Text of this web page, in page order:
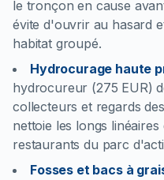
le tronçon en cause
évite d'ouvrir au hasard
habitat groupé.
Hydrocurage haute
hydrocureur (275 EUR)
collecteurs et regards
nettoie les longs
restaurants du parc
Fosses et bacs à